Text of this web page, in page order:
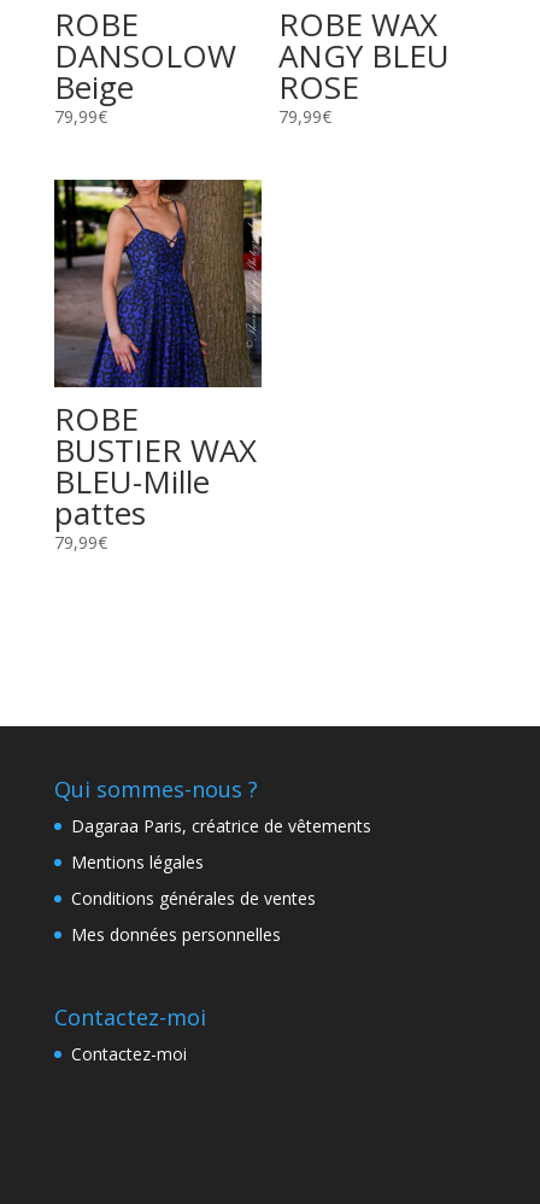
ROBE
DANSOLOW
Beige
79,99€
ROBE WAX
ANGY BLEU
ROSE
79,99€
ROBE
BUSTIER WAX
BLEU-Mille
pattes
79,99€
Qui sommes-nous ?
Dagaraa Paris, créatrice de vêtements
Mentions légales
Conditions générales de ventes
Mes données personnelles
Contactez-moi
Contactez-moi